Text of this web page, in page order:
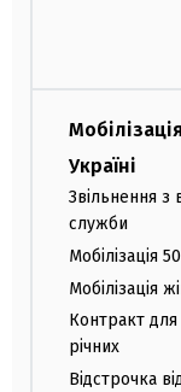
Україні
Звільнення з
служби
Мобілізація
Мобілізація
Контракт
річних
Відстрочка